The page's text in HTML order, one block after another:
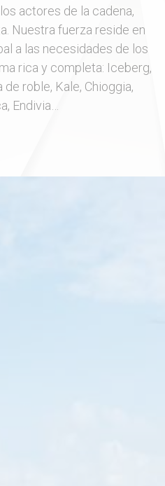
actores de la cadena,
Nuestra fuerza reside en
a las necesidades de los
rica y completa: Iceberg,
de roble, Kale, Chioggia,
Endivia…